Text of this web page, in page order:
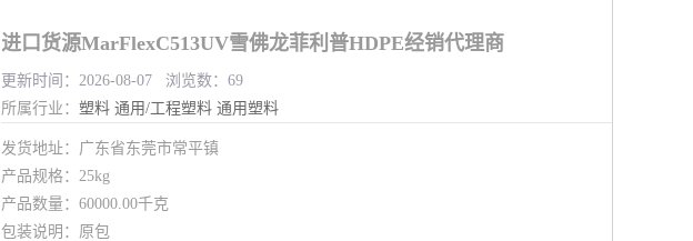
进口货源MarFlexC513UV雪佛龙菲利普HDPE经销代理商
更新时间：2026-08-07 浏览数：69
所属行业： 塑料 通用/工程塑料 通用塑料
发货地址：广东省东莞市常平镇
产品规格：25kg
产品数量：60000.00千克
包装说明：原包